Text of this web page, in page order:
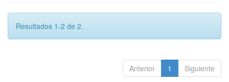
Resultados 1-2 de 2.
Anterior 1 Siguiente